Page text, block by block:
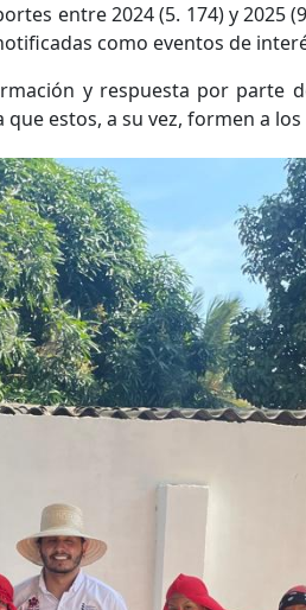
entre 2024 (5. 174) y
como eventos de
y respuesta por
estos, a su vez, formen a